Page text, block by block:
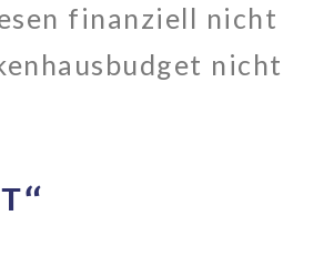
finanziell nicht
nicht